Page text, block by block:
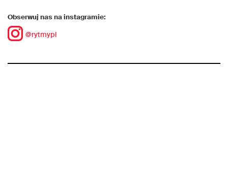
Obserwuj nas na instagramie:
@rytmypl